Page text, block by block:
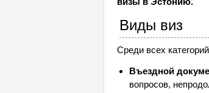
Виды виз
Среди всех
Въездной
вопросов,